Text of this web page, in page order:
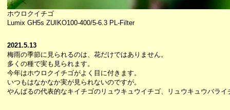
ホウロクイチゴ
Lumix GH5s ZUIKO100-400/5-6.3 PL-Filter
2021.5.13
梅雨の季節に見られるのは、花だけではありません。
多くの種で実も見られます。
今年はホウロクイチゴがよく目に付きます。
いつもはなかなか実が見られないのですが。
やんばるの代表的なキイチゴのリュウキュウイチゴ、リュウキュウバラ